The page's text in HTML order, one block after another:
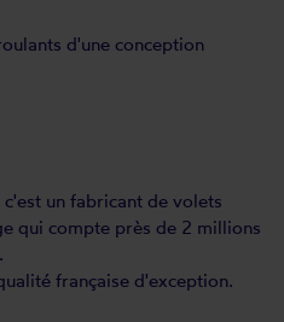
d'une conception
un fabricant de volets
qui compte près de 2 millions
française d'exception.